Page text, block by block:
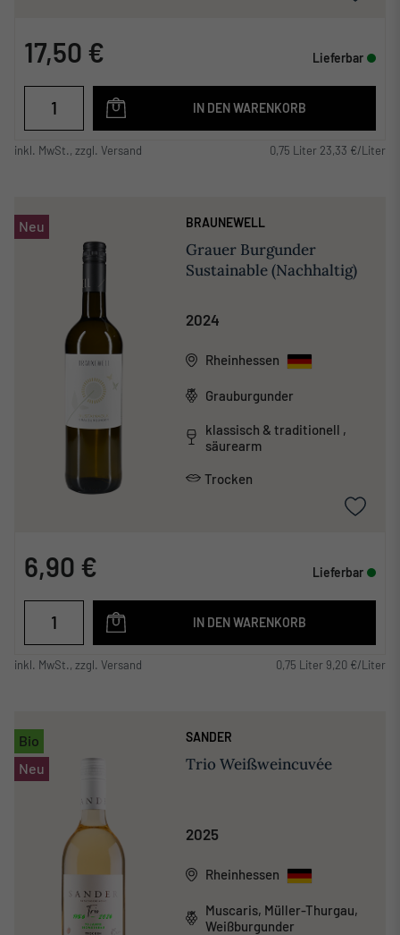
17,50 € Lieferbar
IN DEN WARENKORB
inkl. MwSt., zzgl. Versand 0,75 Liter 23,33 €/Liter
Neu BRAUNEWELL
Grauer Burgunder
Sustainable (Nachhaltig)
2024
Rheinhessen
Grauburgunder
klassisch & traditionell ,
säurearm
Trocken
6,90 € Lieferbar
IN DEN WARENKORB
inkl. MwSt., zzgl. Versand 0,75 Liter 9,20 €/Liter
Bio
Neu
SANDER
Trio Weißweincuvée
2025
Rheinhessen
Muscaris, Müller-Thurgau,
Weißburgunder